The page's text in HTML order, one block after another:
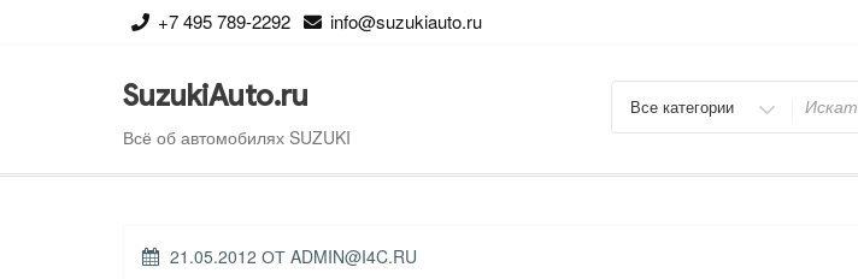
+7 495 789-2292 info@suzukiauto.ru
SuzukiAuto.ru
Всё об автомобилях SUZUKI
Искать
ОПУБЛИКОВАНО
21.05.2012 ОТ ADMIN@I4C.RU